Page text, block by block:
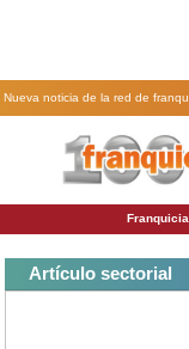
Nueva noticia de la red de
Artículo sectorial